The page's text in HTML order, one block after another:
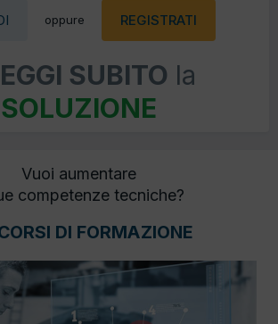
oppure REGISTRATI
SUBITO la
SOLUZIONE
Vuoi aumentare
competenze tecniche?
DI FORMAZIONE